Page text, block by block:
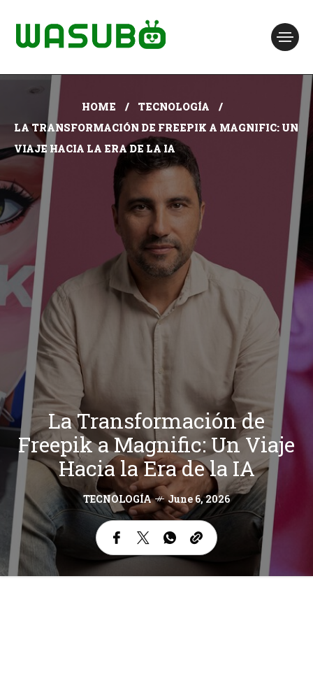
HOME
TECNOLOGÍA
LA TRANSFORMACIÓN DE FREEPIK A MAGNIFIC: UN
VIAJE HACIA LA ERA DE LA IA
La Transformación de
Freepik a Magnific: Un Viaje
Hacia la Era de la IA
TECNOLOGÍA June 6, 2026